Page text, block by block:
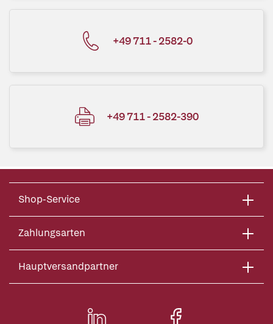
+49 711 - 2582-0
+49 711 - 2582-390
Shop-Service
Zahlungsarten
Hauptversandpartner